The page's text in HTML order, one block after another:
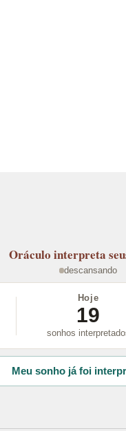
Oráculo interpreta
descansando
Hoje
19
sonhos
Meu sonho já foi